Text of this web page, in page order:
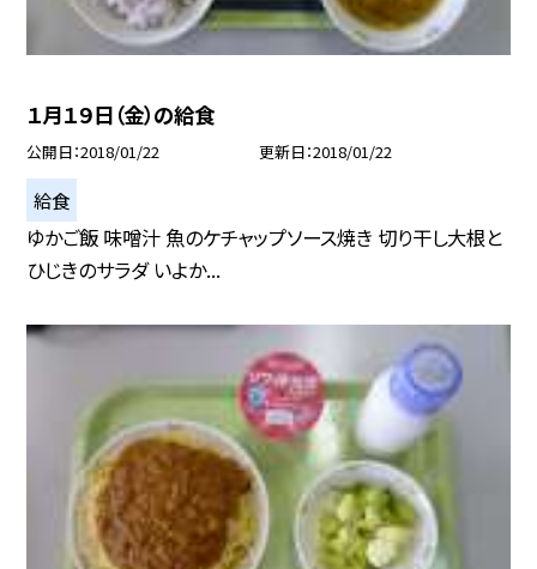
１月１９日（金）の給食
公開日 2018/01/22 更新日 2018/01/22
給食
ゆかご飯 味噌汁 魚のケチャップソース焼き 切り干し大根と
ひじきのサラダ いよか...